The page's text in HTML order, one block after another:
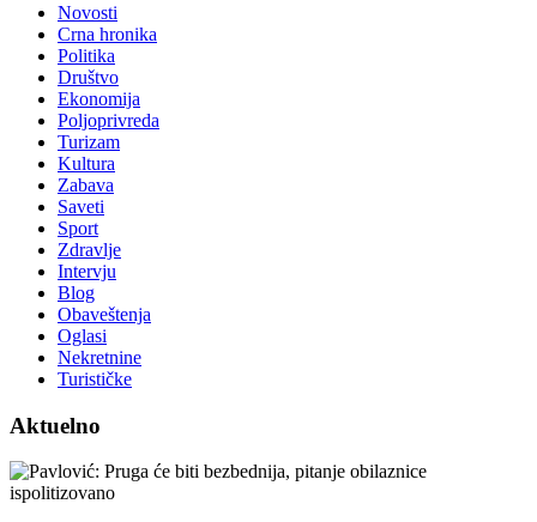
Novosti
Crna hronika
Politika
Društvo
Ekonomija
Poljoprivreda
Turizam
Kultura
Zabava
Saveti
Sport
Zdravlje
Intervju
Blog
Obaveštenja
Oglasi
Nekretnine
Turističke
Aktuelno